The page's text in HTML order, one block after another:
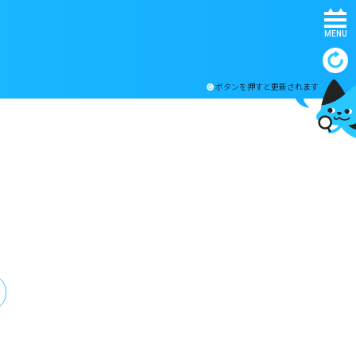
MENU
ボタンを押すと更新されます